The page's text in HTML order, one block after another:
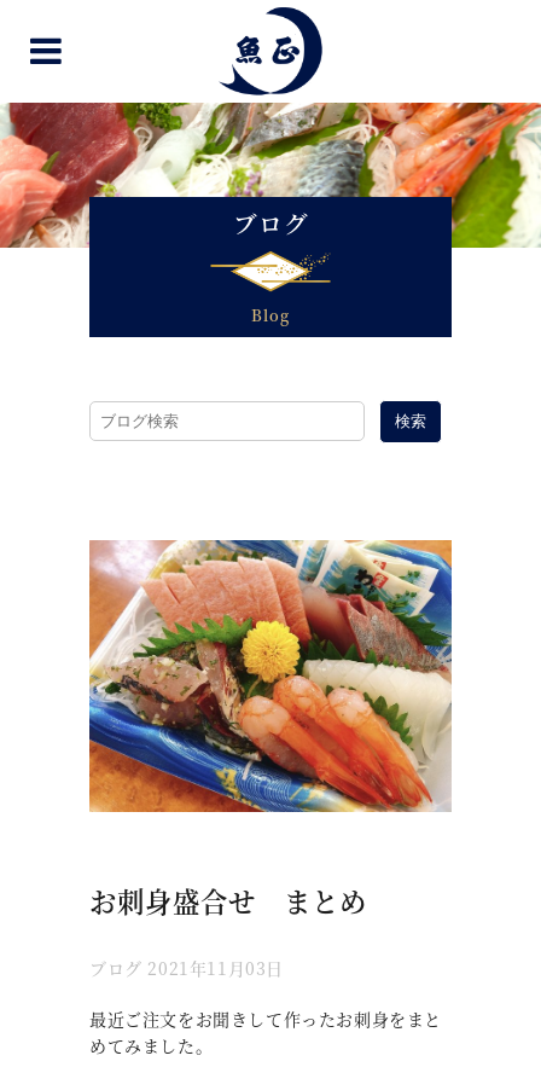
ブログ
Blog
検索
お刺身盛合せ まとめ
ブログ 2021年11月03日
最近ご注文をお聞きして作ったお刺身をまと
めてみました。